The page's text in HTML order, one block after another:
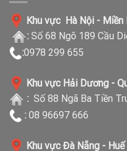
Khu vực Hà Nội - Miền
: Số 68 Ngõ 189 Cầu
:0978 299 655
Khu vực Hải Dương -
: Số 88 Ngã Ba Tiền
: 08 96697 666
Khu vực Đà Nẵng - Huế